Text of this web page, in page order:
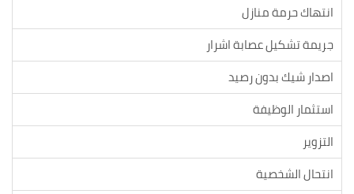
انتهاك حرمة منازل
جريمة تشكيل عصابة اشرار
اصدار شيك بدون رصيد
استثمار الوظيفة
التزوير
انتحال الشخصية